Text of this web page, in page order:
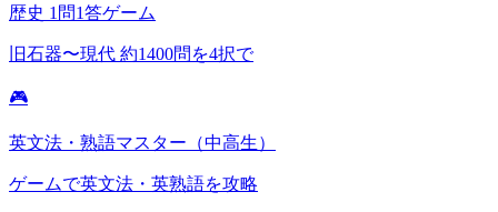
歴史 1問1答ゲーム
旧石器〜現代 約1400問を4択で
🎮
英文法・熟語マスター（中高生）
ゲームで英文法・英熟語を攻略